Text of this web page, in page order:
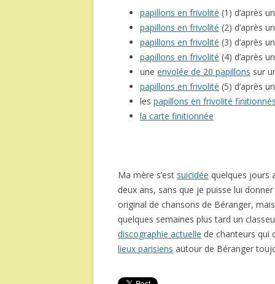
papillons en frivolité (1) d’après
papillons en frivolité (2) d’après
papillons en frivolité (3) d’après
papillons en frivolité (4) d’après
une envolée de 20 papillons sur
papillons en frivolité (5) d’après
les papillons en frivolité finitionnés
la carte finitionnée
Ma mère s’est suicidée quelques jours
deux ans, sans que je puisse lui donner
original de chansons de Béranger,
quelques semaines plus tard un
discographie actuelle de chanteurs qui
lieux parisiens autour de Béranger